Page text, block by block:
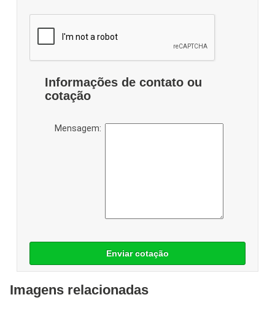
Informações de contato ou
cotação
Mensagem:
Enviar cotação
Imagens relacionadas